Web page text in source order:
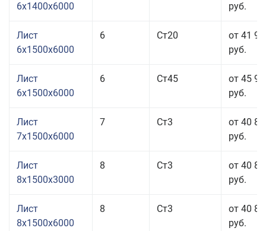
6x1400x6000
руб.
Лист
6x1500x6000
6 Ст20
от 41
руб.
Лист
6x1500x6000
6 Ст45
от 45
руб.
Лист
7x1500x6000
7 Ст3
от 40
руб.
Лист
8x1500x3000
8 Ст3
от 40
руб.
Лист
8x1500x6000
8 Ст3
от 40
руб.